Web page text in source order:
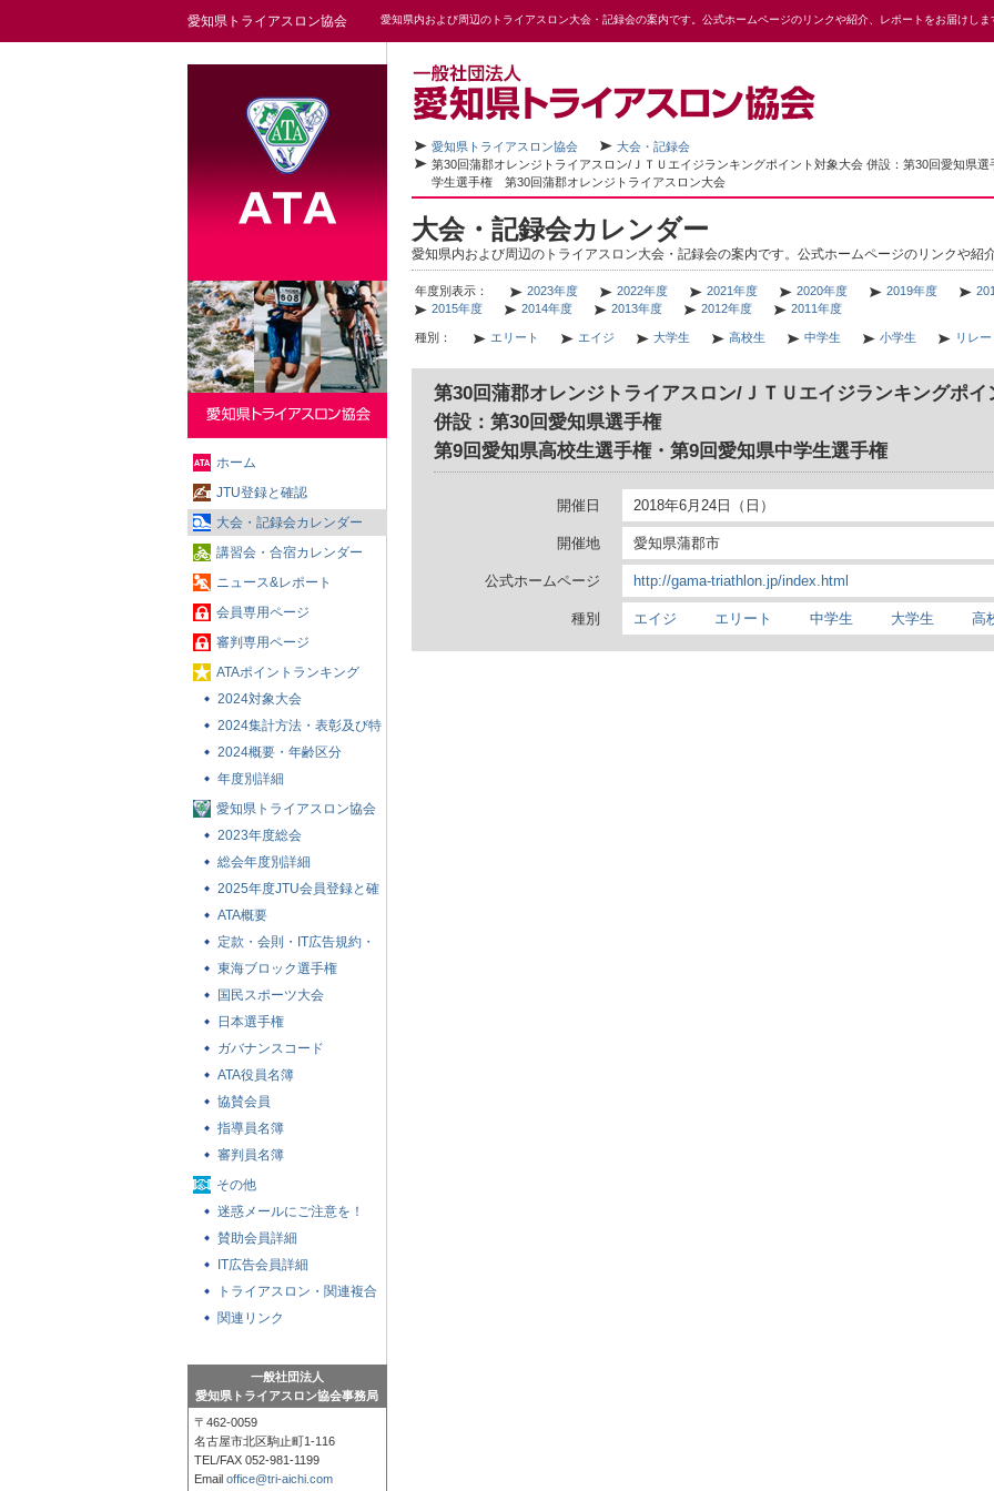
愛知県トライアスロン協会 愛知県内および周辺のトライアスロン大会・記録会の案内です。公式ホームページのリンクや紹介、レポートをお届けしま
愛知県トライアスロン協会
大会・記録会
第30回蒲郡オレンジトライアスロン/ＪＴＵエイジランキングポイント対象大会 併設：第30回愛知県
学生選手権 第30回蒲郡オレンジトライアスロン大会
大会・記録会カレンダー
愛知県内および周辺のトライアスロン大会・記録会の案内です。公式ホームページのリンクや紹
年度別表示： 2023年度 2022年度 2021年度 2020年度 2019年度
2015年度
2014年度 2013年度 2012年度 2011年度
種別： エリート エイジ 大学生 高校生 中学生 小学生 リレー
第30回蒲郡オレンジトライアスロン/ＪＴＵエイジランキングポイ
併設：第30回愛知県選手権
第9回愛知県高校生選手権・第9回愛知県中学生選手権
開催日 2018年6月24日（日）
開催地 愛知県蒲郡市
公式ホームページ http://gama-triathlon.jp/index.html
種別 エイジ エリート 中学生 大学生 高
ホーム
JTU登録と確認
大会・記録会カレンダー
講習会・合宿カレンダー
ニュース&レポート
会員専用ページ
審判専用ページ
ATAポイントランキング
2024対象大会
2024集計方法・表彰及び特
典
2024概要・年齢区分
年度別詳細
愛知県トライアスロン協会
とは
2023年度総会
総会年度別詳細
2025年度JTU会員登録と確
認
ATA概要
定款・会則・IT広告規約・
賛助会員について
東海ブロック選手権
国民スポーツ大会
日本選手権
ガバナンスコード
ATA役員名簿
協賛会員
指導員名簿
審判員名簿
その他
迷惑メールにご注意を！
賛助会員詳細
IT広告会員詳細
トライアスロン・関連複合
競技の大会参加者への基本
関連リンク
一般社団法人
愛知県トライアスロン協会事務局
〒462-0059
名古屋市北区駒止町1-116
TEL/FAX 052-981-1199
Email office@tri-aichi.com